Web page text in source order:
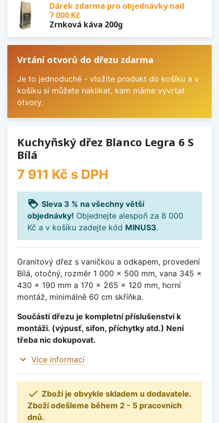
Dárek zdarma pro objednávky nad
7 000 Kč
Zrnková káva 200g
Vrtání otvorů do dřezu zdarma
Je to jednoduché - vložíte produkt do košíku a v
košíku si můžete naklikat, kam máme vyvrtat
otvory.
Kuchyňský dřez Blanco Legra 6 S
Bílá
7 911 Kč s DPH
loyalty Sleva 3 % na všechny větší
objednávky! Objednejte alespoň za 8 000
Kč a v košíku zadejte kód MINUS3.
Granitový dřez s vaničkou a odkapem, provedení
Bílá, otočný, rozměr 1 000 x 500 mm, vana 345 x
430 x 190 mm a 170 x 265 x 120 mm, horní
montáž, minimálně 60 cm skříňka.
Součástí dřezu je kompletní příslušenství k
montáži. (výpusť, sifon, příchytky atd.) Není
třeba nic dokupovat.
expand_more Více informací
 Zboží je obvykle skladem u dodavatele.
Zboží odešleme během 2 - 5 pracovních
dnů.